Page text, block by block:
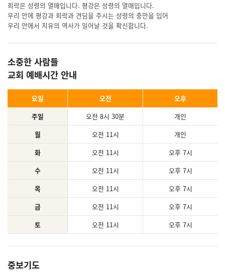
희락은 성령의 열매입니다. 평강은 성령의 열매입니다.
우리 안에 평강과 희락과 견딤을 주시는 성령의 충만을 입어
우리 안에서 치유의 역사가 일어날 것을 확신합니다.
소중한 사람들
교회 예배시간 안내
요일 오전
오후
주일
오전 8시 30분
개인
월
오전 11시
개인
화
오전 11시
오후 7시
수
오전 11시
오후 7시
목
오전 11시
오후 7시
금
오전 11시
오후 7시
토
오전 11시 오후 7시
중보기도